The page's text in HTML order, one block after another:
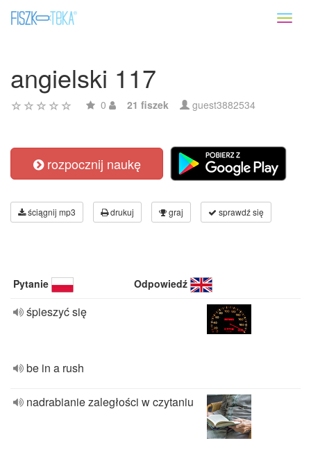
angielski 117
0 21 fiszek guest3882534
rozpocznij naukę
ściągnij mp3 drukuj graj sprawdź się
Pytanie Odpowiedź
śpieszyć się
be in a rush
nadrabianie zaległości w czytaniu